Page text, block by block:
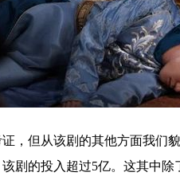
但从该剧的其他方面我们貌
的投入超过5亿。这其中除